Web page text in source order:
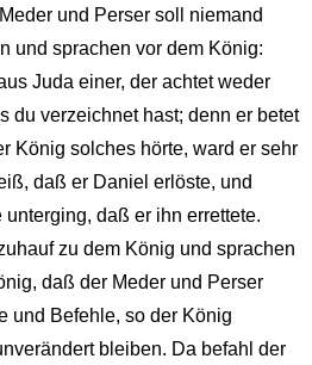
und Perser soll niemand
und sprachen vor dem König:
Juda einer, der achtet weder
du verzeichnet hast; denn er betet
König solches hörte, ward er sehr
daß er Daniel erlöste, und
daß er ihn errettete.
zu dem König und sprachen
daß der Meder und Perser
und Befehle, so der König
bleiben. Da befahl der